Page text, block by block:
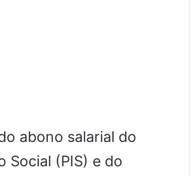
abono salarial do
Social (PIS) e do